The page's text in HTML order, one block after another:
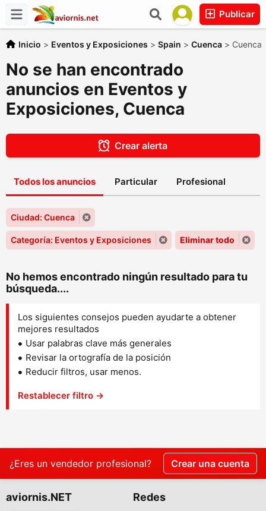
Publicar
Inicio > Eventos y Exposiciones > Spain > Cuenca > Cuenca
No se han encontrado
anuncios en Eventos y
Exposiciones, Cuenca
Crear alerta
Todos los anuncios Particular Profesional
Ciudad: Cuenca
Categoría: Eventos y Exposiciones Eliminar todo
No hemos encontrado ningún resultado para tu
búsqueda....
Los siguientes consejos pueden ayudarte a obtener
mejores resultados
Usar palabras clave más generales
Revisar la ortografía de la posición
Reducir filtros, usar menos.
Restablecer filtro →
¿Eres un vendedor profesional? Crear una cuenta
aviornis.NET Redes